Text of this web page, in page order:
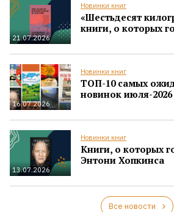
21.07.2026
Новинки книг
«Шестьдесят
книги, о которых
16.07.2026
Новинки книг
ТОП-10 самых
новинок июля-2026
13.07.2026
Новинки книг
Книги, о которых
Энтони Хопкинса
Все новости